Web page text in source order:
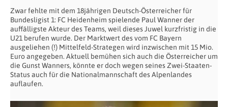
Zwar fehlte mit dem 18jährigen Deutsch-Österreicher für
Bundesligist 1: FC Heidenheim spielende Paul Wanner der
auffälligste Akteur des Teams, weil dieses Juwel kurzfristig in die
U21 berufen wurde. Der Marktwert des vom FC Bayern
ausgeliehen (!) Mittelfeld-Strategen wird inzwischen mit 15 Mio.
Euro angegeben. Aktuell bemühen sich auch die Österreicher um
die Gunst Wanners, könnte er doch wegen seines Zwei-Staaten-
Status auch für die Nationalmannschaft des Alpenlandes
auflaufen.